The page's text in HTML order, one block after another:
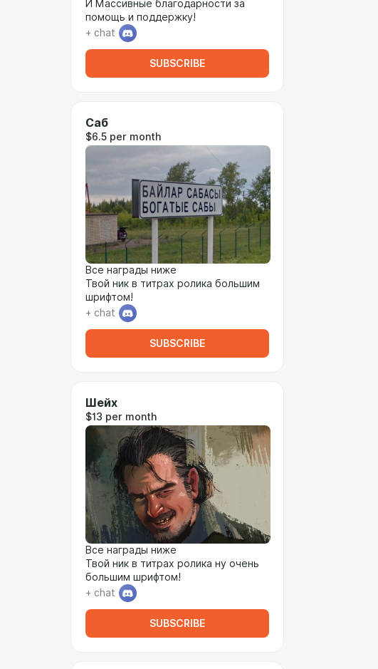
И Массивные благодарности за
помощь и поддержку!
+ chat
SUBSCRIBE
Саб
$6.5 per month
Все награды ниже
Твой ник в титрах ролика большим
шрифтом!
+ chat
SUBSCRIBE
Шейх
$13 per month
Все награды ниже
Твой ник в титрах ролика ну очень
большим шрифтом!
+ chat
SUBSCRIBE